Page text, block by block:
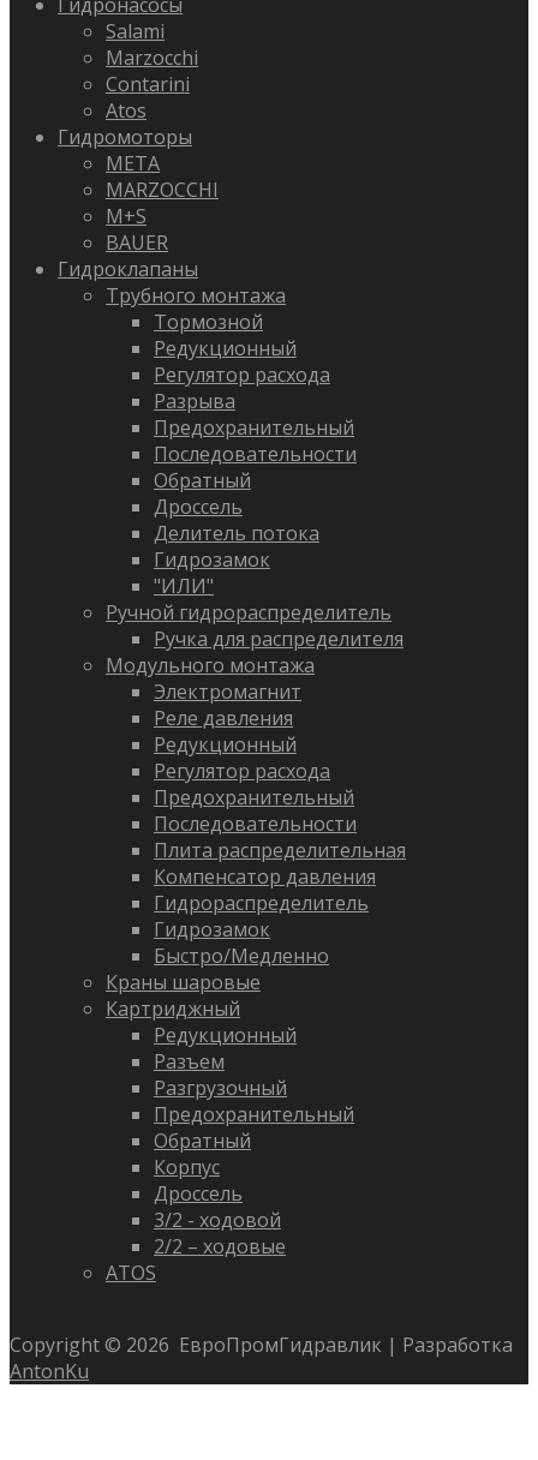
Гидронасосы
Salami
Marzocchi
Contarini
Atos
Гидромоторы
META
MARZOCCHI
M+S
BAUER
Гидроклапаны
Трубного монтажа
Тормозной
Редукционный
Регулятор расхода
Разрыва
Предохранительный
Последовательности
Обратный
Дроссель
Делитель потока
Гидрозамок
"ИЛИ"
Ручной гидрораспределитель
Ручка для распределителя
Модульного монтажа
Электромагнит
Реле давления
Редукционный
Регулятор расхода
Предохранительный
Последовательности
Плита распределительная
Компенсатор давления
Гидрораспределитель
Гидрозамок
Быстро/Медленно
Краны шаровые
Картриджный
Редукционный
Разъем
Разгрузочный
Предохранительный
Обратный
Корпус
Дроссель
3/2 - ходовой
2/2 – ходовые
ATOS
Copyright © 2026 ЕвроПромГидравлик | Разработка
AntonKu